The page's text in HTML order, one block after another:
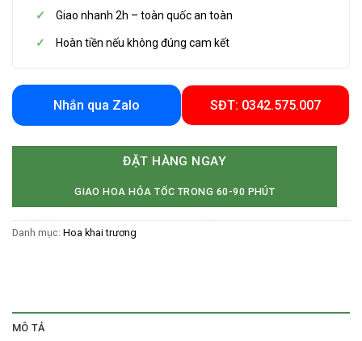
Giao nhanh 2h – toàn quốc an toàn
Hoàn tiền nếu không đúng cam kết
Nhắn qua Zalo SĐT: 0342.575.007
ĐẶT HÀNG NGAY
GIAO HOA HỎA TỐC TRONG 60-90 PHÚT
Danh mục: Hoa khai trương
MÔ TẢ